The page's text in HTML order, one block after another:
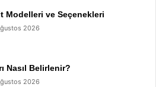
Modelleri ve Seçenekleri
2026
Nasıl Belirlenir?
2026